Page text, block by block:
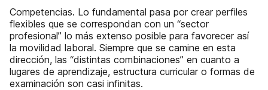
Competencias. Lo fundamental pasa por crear perfiles
flexibles que se correspondan con un “sector
profesional” lo más extenso posible para favorecer así
la movilidad laboral. Siempre que se camine en esta
dirección, las “distintas combinaciones” en cuanto a
lugares de aprendizaje, estructura curricular o formas de
examinación son casi infinitas.